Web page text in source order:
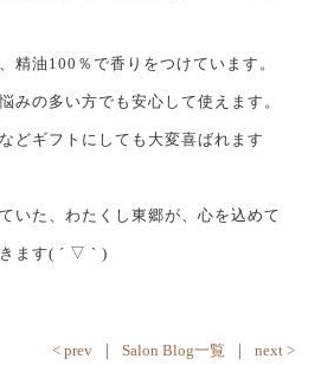
精油100％で香りをつけています。
みの多い方でも安心して使えます。
どギフトにしても大変喜ばれます
いた、わたくし東郷が、心を込めて
ます( ´ ▽ ` )
< prev｜ Salon Blog一覧 ｜ next >